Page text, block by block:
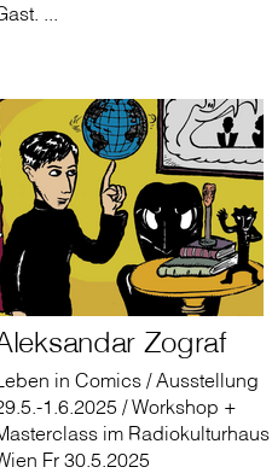
...
Zograf
in Comics / Ausstellung
1.6.2025 / Workshop +
im Radiokulturhaus
Fr 30.5.2025